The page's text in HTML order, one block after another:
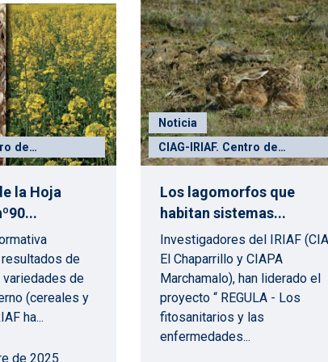
de
la Hoja
de
de
(cereales y
ha...
de 2025
Noticia
CIAG-IRIAF. Centro de
Investigación Agroambiental
Chaparrillo"
Los lagomorfos que
habitan sistemas...
Investigadores del IRIAF
El Chaparrillo y CIAPA
Marchamalo), han liderado el
proyecto “ REGULA - Los
fitosanitarios y las
enfermedades...